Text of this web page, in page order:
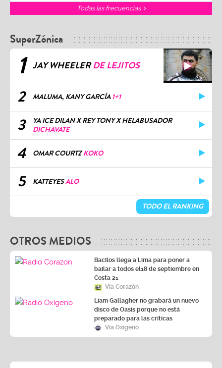
Todas las frecuencias
SuperZónica
1 JAY WHEELERDE LEJITOS
2 MALUMA, KANY GARCÍA 1+1
3
YA ICE DILAN X REY TONY X HELABUSADOR
DICHAVATE
4 OMAR COURTZKOKO
5 KATTEYESALO
TODO EL RANKING
OTROS MEDIOS
Bacilos llega a Lima para poner a
bailar a todos el18 de septiembre en
Costa 21
Vía Corazón
Liam Gallagher no grabará un nuevo
disco de Oasis porque no está
preparado para las críticas
Vía Oxígeno